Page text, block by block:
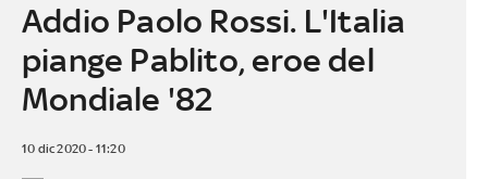
Addio Paolo Rossi. L'Italia
piange Pablito, eroe del
Mondiale '82
10 dic 2020 - 11:20